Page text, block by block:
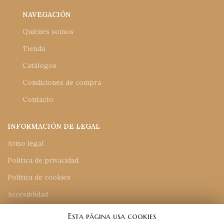
NAVEGACIÓN
Quiénes somos
Tienda
Catálogos
Condiciones de compra
Contacto
INFORMACIÓN DE LEGAL
Aviso legal
Política de privacidad
Política de cookies
Accesiblidad
Esta página usa cookies